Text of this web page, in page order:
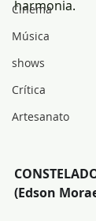
Cinema
Música
shows
Crítica
Artesanato
harmonia.
(Edson